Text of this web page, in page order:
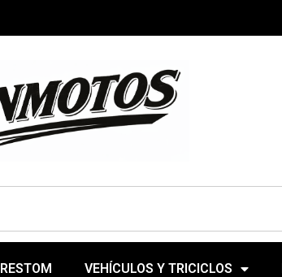
RESTOM VEHÍCULOS Y TRICICLOS